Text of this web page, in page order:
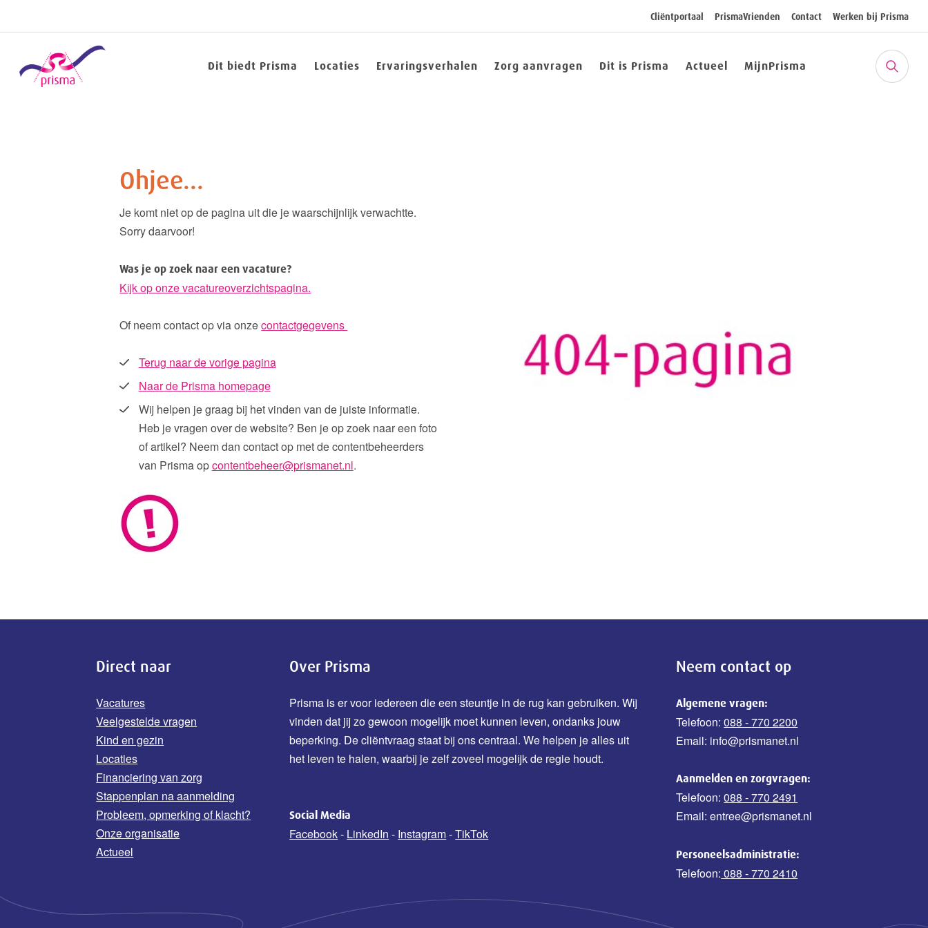
Cliëntportaal PrismaVrienden Contact Werken bij Prisma
Dit biedt Prisma Locaties Ervaringsverhalen Zorg aanvragen Dit is Prisma Actueel MijnPrisma
Ohjee...
Je komt niet op de pagina uit die je waarschijnlijk verwachtte.
Sorry daarvoor!
Was je op zoek naar een vacature?
Kijk op onze vacatureoverzichtspagina.
Of neem contact op via onzecontactgegevens
Terug naar de vorige pagina
Naar de Prisma homepage
Wij helpen je graag bij het vinden van de juiste informatie.
Heb je vragen over de website? Ben je op zoek naar een foto
of artikel? Neem dan contact op met de contentbeheerders
van Prisma opcontentbeheer@prismanet.nl.
Direct naar
Vacatures
Veelgestelde vragen
Kind en gezin
Locaties
Financiering van zorg
Stappenplan na aanmelding
Probleem, opmerking of klacht?
Onze organisatie
Actueel
Over Prisma
Prisma is er voor iedereen die een steuntje in de rug kan gebruiken. Wij
vinden dat jij zo gewoon mogelijk moet kunnen leven, ondanks jouw
beperking. De cliëntvraag staat bij ons centraal. We helpen je alles uit
het leven te halen, waarbij je zelf zoveel mogelijk de regie houdt.
Social Media
Facebook- LinkedIn - Instagram-TikTok
Neem contact op
Algemene vragen:
Telefoon:088 - 770 2200
Email: info@prismanet.nl
Aanmelden en zorgvragen:
Telefoon:088 - 770 2491
Email: entree@prismanet.nl
Personeelsadministratie:
Telefoon: 088 - 770 2410